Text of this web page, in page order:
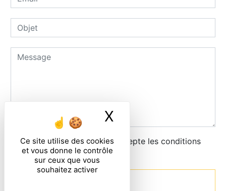
Ce site utilise des cookies
et vous donne le contrôle
sur ceux que vous
souhaitez activer
X
En cochant cette case, j'accepte les conditions
particulières ci-dessous **